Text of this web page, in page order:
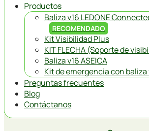
Productos
Baliza v16 LEDONE
RECOMENDADO
Kit Visibilidad Plus
KIT FLECHA (Soporte de
Baliza v16 ASEICA
Kit de emergencia con baliza
Preguntas frecuentes
Blog
Contáctanos